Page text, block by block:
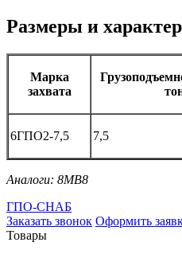
Размеры и
Марка
захвата
6ГПО2-7,5 7,5
Аналоги: 8МВ8
ГПО-СНАБ
Заказать звонок Оформить
Товары